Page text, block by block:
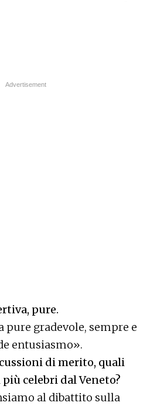
pure.
gradevole, sempre e
entusiasmo».
di merito, quali
celebri dal Veneto?
al dibattito sulla